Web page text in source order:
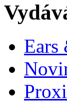
Ears